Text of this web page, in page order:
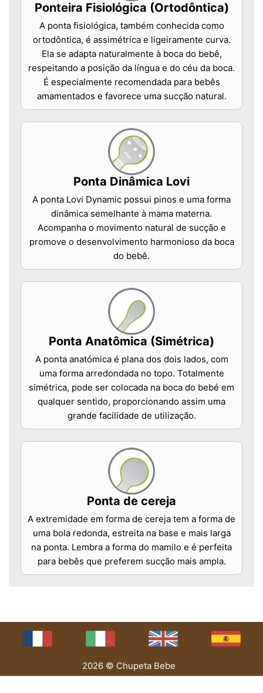
Ponteira Fisiológica (Ortodôntica)
A ponta fisiológica, também conhecida como
ortodôntica, é assimétrica e ligeiramente curva.
Ela se adapta naturalmente à boca do bebê,
respeitando a posição da língua e do céu da boca.
É especialmente recomendada para bebês
amamentados e favorece uma sucção natural.
Ponta Dinâmica Lovi
A ponta Lovi Dynamic possui pinos e uma forma
dinâmica semelhante à mama materna.
Acompanha o movimento natural de sucção e
promove o desenvolvimento harmonioso da boca
do bebê.
Ponta Anatômica (Simétrica)
A ponta anatómica é plana dos dois lados, com
uma forma arredondada no topo. Totalmente
simétrica, pode ser colocada na boca do bebé em
qualquer sentido, proporcionando assim uma
grande facilidade de utilização.
Ponta de cereja
A extremidade em forma de cereja tem a forma de
uma bola redonda, estreita na base e mais larga
na ponta. Lembra a forma do mamilo e é perfeita
para bebês que preferem sucção mais ampla.
2026 © Chupeta Bebe